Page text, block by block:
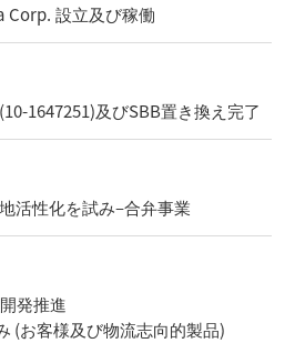
設立及び稼働
1647251)及びSBB置き換え完了
活性化を試み–合弁事業
発推進
(お客様及び物流志向的製品)